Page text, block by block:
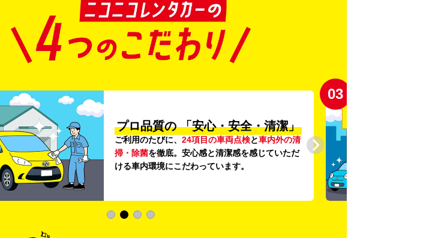
プロ品質の 「安心・安全・清潔」
ご利用のたびに、 24項目の車両点検と車内外の清
掃・除菌を徹底。安心感と清潔感を感じていただ
ける車内環境にこだわっています。
03